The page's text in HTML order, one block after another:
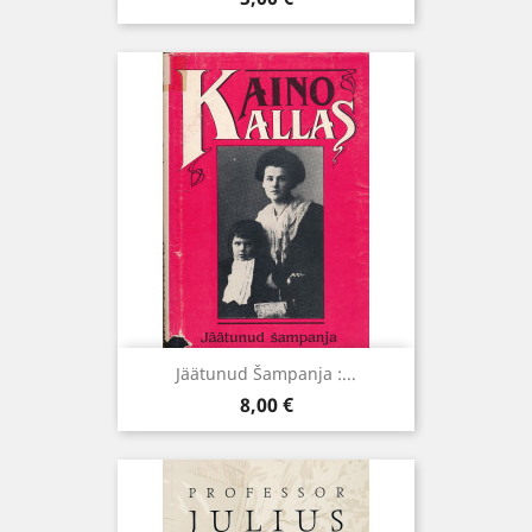
Jäätunud Šampanja :...
Hind
8,00 €